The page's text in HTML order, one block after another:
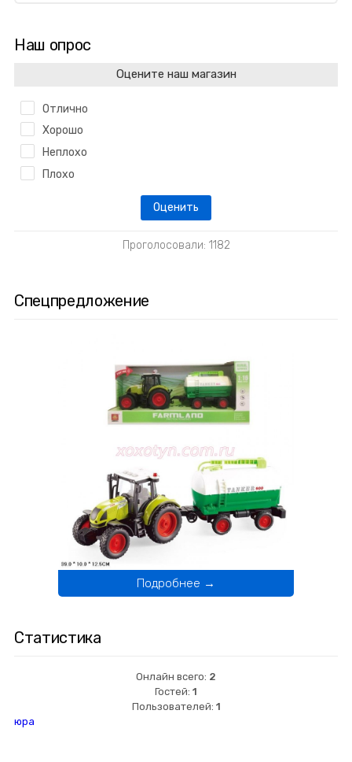
Наш опрос
Оцените наш магазин
Отлично
Хорошо
Неплохо
Плохо
Проголосовали: 1182
Спецпредложение
Подробнее →
Статистика
Онлайн всего: 2
Гостей: 1
Пользователей: 1
юра